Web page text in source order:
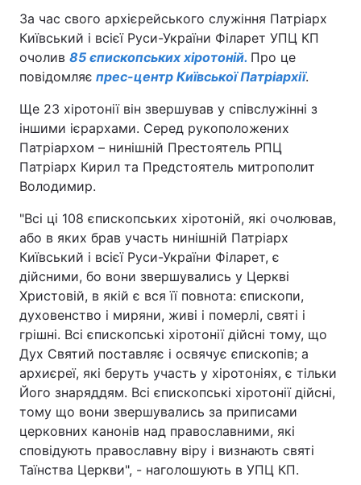
Головна Війна
Україна Політика
Економіка Світ
Спорт Наука
Техно і зв'язок
Зброя Інциденти
За час свого архієрейського служіння Патріарх
Київський і всієї Руси-України Філарет УПЦ КП
очолив 85 єпископських хіротоній. Про це
повідомляє прес-центр Київської Патріархії.
Ще 23 хіротонії він звершував у співслужінні з
іншими ієрархами. Серед рукоположених
Патріархом – нинішній Престоятель РПЦ
Патріарх Кирил та Предстоятель митрополит
Володимир.
"Всі ці 108 єпископських хіротоній, які очолював,
або в яких брав участь нинішній Патріарх
Київський і всієї Руси-України Філарет, є
дійсними, бо вони звершувались у Церкві
Христовій, в якій є вся її повнота: єпископи,
духовенство і миряни, живі і померлі, святі і
грішні. Всі єпископські хіротонії дійсні тому, що
Дух Святий поставляє і освячує єпископів; а
архиєреї, які беруть участь у хіротоніях, є тільки
Його знаряддям. Всі єпископські хіротонії дійсні,
тому що вони звершувались за приписами
церковних канонів над православними, які
сповідують православну віру і визнають святі
Таїнства Церкви", - наголошують в УПЦ КП.